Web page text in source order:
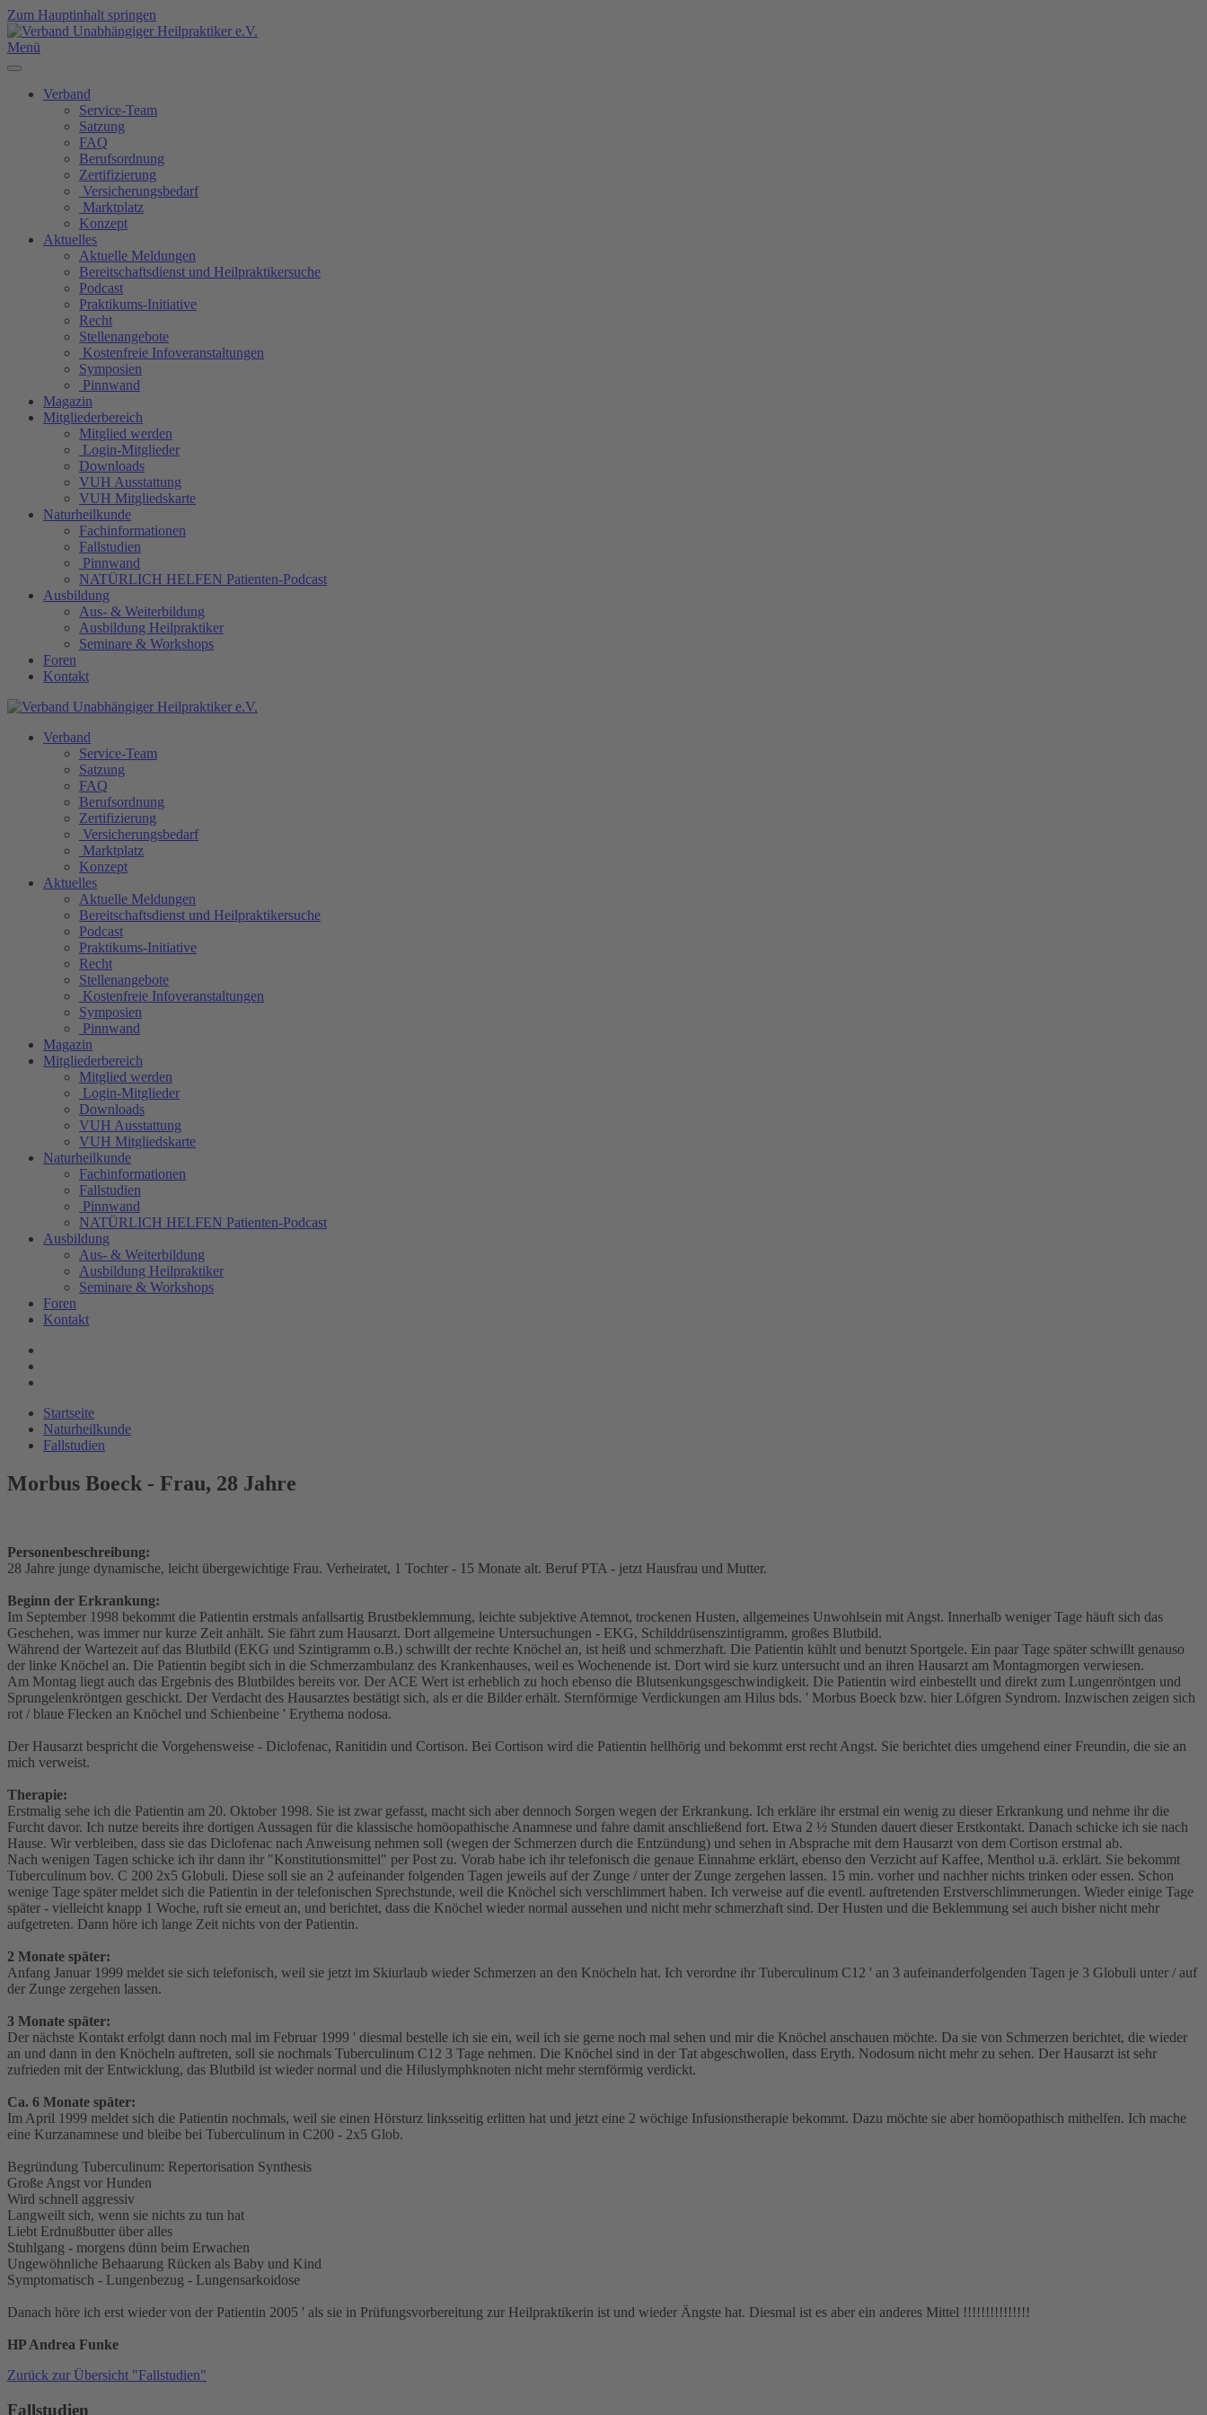
Zum Hauptinhalt springen
Menü
Verband
Service-Team
Satzung
FAQ
Berufsordnung
Zertifizierung
Versicherungsbedarf
Marktplatz
Konzept
Aktuelles
Aktuelle Meldungen
Bereitschaftsdienst und Heilpraktikersuche
Podcast
Praktikums-Initiative
Recht
Stellenangebote
Kostenfreie Infoveranstaltungen
Symposien
Pinnwand
Magazin
Mitgliederbereich
Mitglied werden
Login-Mitglieder
Downloads
VUH Ausstattung
VUH Mitgliedskarte
Naturheilkunde
Fachinformationen
Fallstudien
Pinnwand
NATÜRLICH HELFEN Patienten-Podcast
Ausbildung
Aus- & Weiterbildung
Ausbildung Heilpraktiker
Seminare & Workshops
Foren
Kontakt
Verband
Service-Team
Satzung
FAQ
Berufsordnung
Zertifizierung
Versicherungsbedarf
Marktplatz
Konzept
Aktuelles
Aktuelle Meldungen
Bereitschaftsdienst und Heilpraktikersuche
Podcast
Praktikums-Initiative
Recht
Stellenangebote
Kostenfreie Infoveranstaltungen
Symposien
Pinnwand
Magazin
Mitgliederbereich
Mitglied werden
Login-Mitglieder
Downloads
VUH Ausstattung
VUH Mitgliedskarte
Naturheilkunde
Fachinformationen
Fallstudien
Pinnwand
NATÜRLICH HELFEN Patienten-Podcast
Ausbildung
Aus- & Weiterbildung
Ausbildung Heilpraktiker
Seminare & Workshops
Foren
Kontakt
Startseite
Naturheilkunde
Fallstudien
Morbus Boeck - Frau, 28 Jahre
Personenbeschreibung:
28 Jahre junge dynamische, leicht übergewichtige Frau. Verheiratet, 1 Tochter - 15 Monate alt. Beruf PTA - jetzt Hausfrau und Mutter.
Beginn der Erkrankung:
Im September 1998 bekommt die Patientin erstmals anfallsartig Brustbeklemmung, leichte subjektive Atemnot, trockenen Husten, allgemeines Unwohlsein mit Angst. Innerhalb weniger Tage häuft sich das
Geschehen, was immer nur kurze Zeit anhält. Sie fährt zum Hausarzt. Dort allgemeine Untersuchungen - EKG, Schilddrüsenszintigramm, großes Blutbild.
Während der Wartezeit auf das Blutbild (EKG und Szintigramm o.B.) schwillt der rechte Knöchel an, ist heiß und schmerzhaft. Die Patientin kühlt und benutzt Sportgele. Ein paar Tage später schwillt genauso
der linke Knöchel an. Die Patientin begibt sich in die Schmerzambulanz des Krankenhauses, weil es Wochenende ist. Dort wird sie kurz untersucht und an ihren Hausarzt am Montagmorgen verwiesen.
Am Montag liegt auch das Ergebnis des Blutbildes bereits vor. Der ACE Wert ist erheblich zu hoch ebenso die Blutsenkungsgeschwindigkeit. Die Patientin wird einbestellt und direkt zum Lungenröntgen und
Sprungelenkröntgen geschickt. Der Verdacht des Hausarztes bestätigt sich, als er die Bilder erhält. Sternförmige Verdickungen am Hilus bds. ' Morbus Boeck bzw. hier Löfgren Syndrom. Inzwischen zeigen sich
rot / blaue Flecken an Knöchel und Schienbeine ' Erythema nodosa.
Der Hausarzt bespricht die Vorgehensweise - Diclofenac, Ranitidin und Cortison. Bei Cortison wird die Patientin hellhörig und bekommt erst recht Angst. Sie berichtet dies umgehend einer Freundin, die sie an
mich verweist.
Therapie:
Erstmalig sehe ich die Patientin am 20. Oktober 1998. Sie ist zwar gefasst, macht sich aber dennoch Sorgen wegen der Erkrankung. Ich erkläre ihr erstmal ein wenig zu dieser Erkrankung und nehme ihr die
Furcht davor. Ich nutze bereits ihre dortigen Aussagen für die klassische homöopathische Anamnese und fahre damit anschließend fort. Etwa 2 ½ Stunden dauert dieser Erstkontakt. Danach schicke ich sie nach
Hause. Wir verbleiben, dass sie das Diclofenac nach Anweisung nehmen soll (wegen der Schmerzen durch die Entzündung) und sehen in Absprache mit dem Hausarzt von dem Cortison erstmal ab.
Nach wenigen Tagen schicke ich ihr dann ihr "Konstitutionsmittel" per Post zu. Vorab habe ich ihr telefonisch die genaue Einnahme erklärt, ebenso den Verzicht auf Kaffee, Menthol u.ä. erklärt. Sie bekommt
Tuberculinum bov. C 200 2x5 Globuli. Diese soll sie an 2 aufeinander folgenden Tagen jeweils auf der Zunge / unter der Zunge zergehen lassen. 15 min. vorher und nachher nichts trinken oder essen. Schon
wenige Tage später meldet sich die Patientin in der telefonischen Sprechstunde, weil die Knöchel sich verschlimmert haben. Ich verweise auf die eventl. auftretenden Erstverschlimmerungen. Wieder einige Tage
später - vielleicht knapp 1 Woche, ruft sie erneut an, und berichtet, dass die Knöchel wieder normal aussehen und nicht mehr schmerzhaft sind. Der Husten und die Beklemmung sei auch bisher nicht mehr
aufgetreten. Dann höre ich lange Zeit nichts von der Patientin.
2 Monate später:
Anfang Januar 1999 meldet sie sich telefonisch, weil sie jetzt im Skiurlaub wieder Schmerzen an den Knöcheln hat. Ich verordne ihr Tuberculinum C12 ' an 3 aufeinanderfolgenden Tagen je 3 Globuli unter / auf
der Zunge zergehen lassen.
3 Monate später:
Der nächste Kontakt erfolgt dann noch mal im Februar 1999 ' diesmal bestelle ich sie ein, weil ich sie gerne noch mal sehen und mir die Knöchel anschauen möchte. Da sie von Schmerzen berichtet, die wieder
an und dann in den Knöcheln auftreten, soll sie nochmals Tuberculinum C12 3 Tage nehmen. Die Knöchel sind in der Tat abgeschwollen, dass Eryth. Nodosum nicht mehr zu sehen. Der Hausarzt ist sehr
zufrieden mit der Entwicklung, das Blutbild ist wieder normal und die Hiluslymphknoten nicht mehr sternförmig verdickt.
Ca. 6 Monate später:
Im April 1999 meldet sich die Patientin nochmals, weil sie einen Hörsturz linksseitig erlitten hat und jetzt eine 2 wöchige Infusionstherapie bekommt. Dazu möchte sie aber homöopathisch mithelfen. Ich mache
eine Kurzanamnese und bleibe bei Tuberculinum in C200 - 2x5 Glob.
Begründung Tuberculinum: Repertorisation Synthesis
Große Angst vor Hunden
Wird schnell aggressiv
Langweilt sich, wenn sie nichts zu tun hat
Liebt Erdnußbutter über alles
Stuhlgang - morgens dünn beim Erwachen
Ungewöhnliche Behaarung Rücken als Baby und Kind
Symptomatisch - Lungenbezug - Lungensarkoidose
Danach höre ich erst wieder von der Patientin 2005 ' als sie in Prüfungsvorbereitung zur Heilpraktikerin ist und wieder Ängste hat. Diesmal ist es aber ein anderes Mittel !!!!!!!!!!!!!!!
HP Andrea Funke
Zurück zur Übersicht "Fallstudien"
Fallstudien